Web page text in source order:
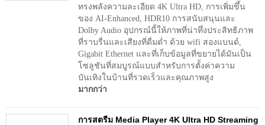
ทรงพลังความละเอียด 4K Ultra HD, การเพิ่มขึ้น
ของ AI-Enhanced, HDR10 การสนับสนุนและ
Dolby Audio อุปกรณ์นี้ให้ภาพที่น่าทึ่งประสิทธิภาพ
ที่ราบรื่นและเสียงที่ดื่มด่ำ ด้วย wifi สองแบนด์,
Gigabit Ethernet และที่เก็บข้อมูลที่ขยายได้มันเป็น
โซลูชันที่สมบูรณ์แบบสำหรับการตั้งค่าความ
บันเทิงในบ้านที่รวดเร็วและคุณภาพสูง
มากกว่า
การสตรีม Media Player 4K Ultra HD Streaming